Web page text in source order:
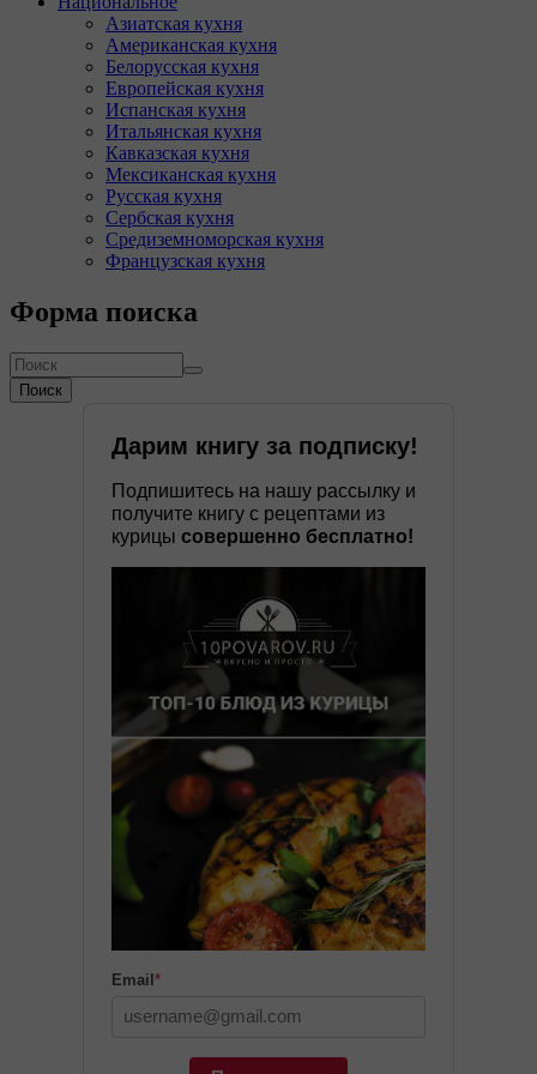
Азиатская кухня
Американская кухня
Белорусская кухня
Европейская кухня
Испанская кухня
Итальянская кухня
Кавказская кухня
Мексиканская кухня
Русская кухня
Сербская кухня
Средиземноморская кухня
Французская кухня
Форма поиска
Поиск
Дарим книгу за подписку!
Подпишитесь на нашу рассылку и
получите книгу с рецептами из
курицы совершенно бесплатно!
Email *